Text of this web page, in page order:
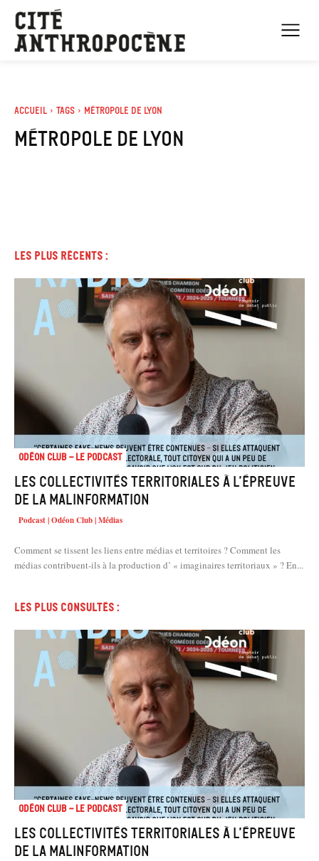
Accueil Tags Métropole de lyon
métropole de lyon
Les plus récents :
Odéon Club - Le Podcast
Les collectivités territoriales à l’épreuve
de la malinformation
Podcast | Odéon Club | Médias
Comment se tissent les liens entre médias et territoires ? Comment les
médias contribuent-ils à la production d’ « imaginaires territoriaux » ? En...
Les plus consultés :
Odéon Club - Le Podcast
Les collectivités territoriales à l’épreuve
de la malinformation